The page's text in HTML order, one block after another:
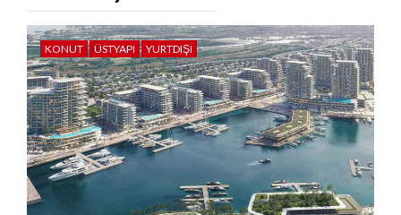
KONUT ÜSTYAPI YURTDIŞI